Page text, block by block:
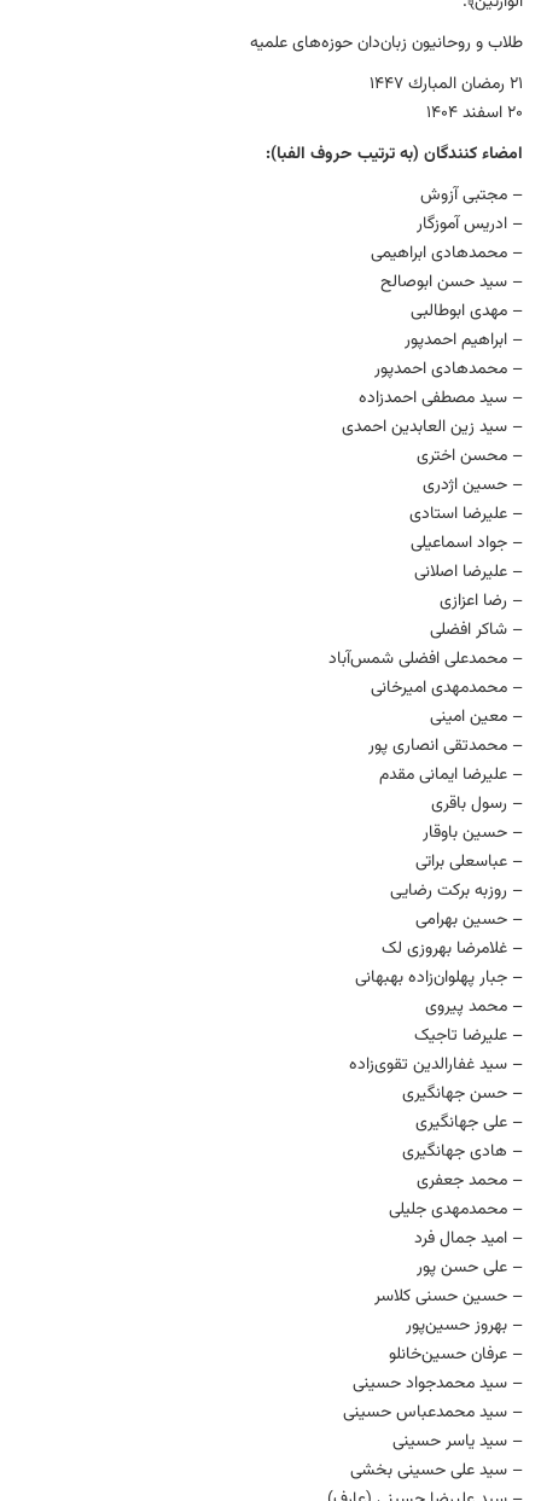
طلاب و روحانیون زبان‌دان حوزه‌های علمیه
۲۱ رمضان المبارك ۱۴۴۷
۲۰ اسفند ۱۴۰۴
امضاء کنندگان (به ترتیب حروف الفبا):
– مجتبی آزوش
– ادریس آموزگار
– محمدهادی ابراهیمی
– سید حسن ابوصالح
– مهدی ابوطالبی
– ابراهیم احمدپور
– محمدهادی احمدپور
– سید مصطفی احمدزاده
– سید زین العابدین احمدی
– محسن اختری
– حسین اژدری
– علیرضا استادی
– جواد اسماعیلی
– عليرضا اصلانی
– رضا اعزازی
– شاکر افضلی
– محمدعلی افضلی شمس‌آباد
– محمدمهدی امیرخانی
– معین امینی
– محمدتقی انصاری پور
– علیرضا ایمانی مقدم
– رسول باقری
– حسین باوقار
– عباسعلی براتی
– روزبه برکت رضایی
– حسین بهرامی
– غلامرضا بهروزی لک
– جبار پهلوان‌زاده بهبهانی
– محمد پیروی
– علیرضا تاجیک
– سید غفارالدین تقوی‌زاده
– حسن جهانگیری
– علی جهانگیری
– هادی جهانگیری
– محمد جعفری
– محمدمهدی جلیلی
– امید جمال فرد
– علی حسن پور
– حسین حسنی کلاسر
– بهروز حسین‌پور
– عرفان حسین‌خانلو
– سید محمدجواد حسینی
– سید محمدعباس حسینی
– سید یاسر حسینی
– سید علی حسینی بخشی